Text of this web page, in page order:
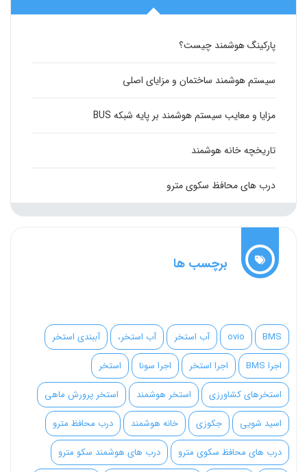
پارکینگ هوشمند چیست؟
سیستم هوشمند ساختمان و مزایای اصلی
مزایا و معایب سیستم هوشمند بر پایه شبکه BUS
تاریخچه خانه هوشمند
درب های محافظ سکوی مترو
برچسب ها
BMS
ovio آب استخر آب استخر،
آببندی استخر
اجرا BMS
اجرا استخر اجرا سونا
استخر
استخرهای کشاورزی
استخر هوشمند
استخر پرورش ماهی
اسید شویی
جکوزی خانه هوشمند
درب محافظ مترو
درب های محافظ سکوی مترو
درب های هوشمند سکو مترو